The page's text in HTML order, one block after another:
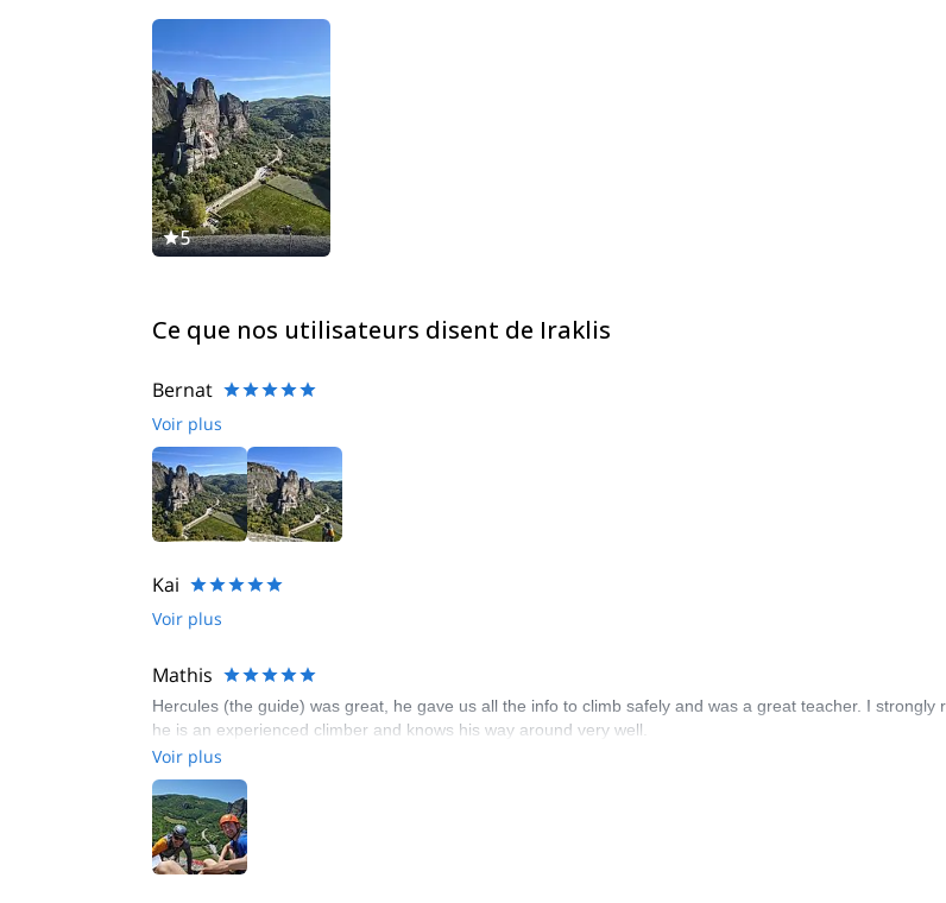
5
Ce que nos utilisateurs disent de Iraklis
Bernat
Voir plus
Kai
Voir plus
Mathis
Hercules (the guide) was great, he gave us all the info to climb safely and was a great teacher. I
he is an experienced climber and knows his way around very well.
Voir plus